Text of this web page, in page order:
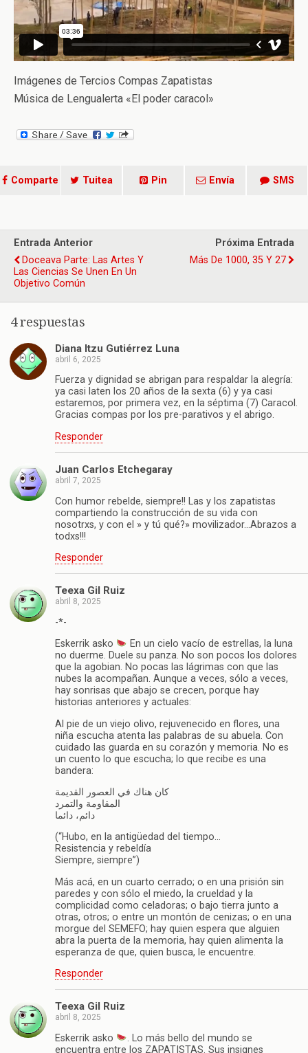
Imágenes de Tercios Compas Zapatistas
Música de Lengualerta «El poder caracol»
Comparte Tuitea Pin Envía SMS
Entrada Anterior
Doceava Parte: Las Artes Y
Las Ciencias Se Unen En Un
Objetivo Común
Próxima Entrada
Más De 1000, 35 Y 27
4 respuestas
Diana Itzu Gutiérrez Luna
abril 6, 2025
Fuerza y dignidad se abrigan para respaldar la alegría:
ya casi laten los 20 años de la sexta (6) y ya casi
estaremos, por primera vez, en la séptima (7) Caracol.
Gracias compas por los pre-parativos y el abrigo.
Responder
Juan Carlos Etchegaray
abril 7, 2025
Con humor rebelde, siempre!! Las y los zapatistas
compartiendo la construcción de su vida con
nosotrxs, y con el » y tú qué?» movilizador…Abrazos a
todxs!!!
Responder
Teexa Gil Ruiz
abril 8, 2025
-*-
Eskerrik asko
En un cielo vacío de estrellas, la luna
no duerme. Duele su panza. No son pocos los dolores
que la agobian. No pocas las lágrimas con que las
nubes la acompañan. Aunque a veces, sólo a veces,
hay sonrisas que abajo se crecen, porque hay
historias anteriores y actuales:
Al pie de un viejo olivo, rejuvenecido en flores, una
niña escucha atenta las palabras de su abuela. Con
cuidado las guarda en su corazón y memoria. No es
un cuento lo que escucha; lo que recibe es una
bandera:
كان هناك في العصور القديمة
المقاومة والتمرد
دائم، دائما
(“Hubo, en la antigüedad del tiempo…
Resistencia y rebeldía
Siempre, siempre”)
Más acá, en un cuarto cerrado; o en una prisión sin
paredes y con sólo el miedo, la crueldad y la
complicidad como celadoras; o bajo tierra junto a
otras, otros; o entre un montón de cenizas; o en una
morgue del SEMEFO; hay quien espera que alguien
abra la puerta de la memoria, hay quien alimenta la
esperanza de que, quien busca, le encuentre.
Responder
Teexa Gil Ruiz
abril 8, 2025
Eskerrik asko
. Lo más bello del mundo se
encuentra entre los ZAPATISTAS. Sus insignes